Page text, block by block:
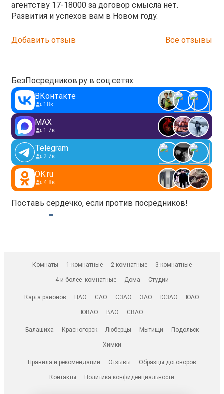
агентству 17-18000 за договор смысла нет.
Развития и успехов вам в Новом году.
Добавить отзыв Все отзывы
БезПосредников.ру в соц.сетях:
ВКонтакте
18к
MAX
1.7к
Telegram
2.7к
OK.ru
4.8к
Поставь сердечко, если против посредников!
Комнаты 1-комнатные 2-комнатные 3-комнатные
4 и более -комнатные Дома Студии
Карта районов ЦАО САО СЗАО ЗАО ЮЗАО ЮАО
ЮВАО ВАО СВАО
Балашиха Красногорск Люберцы Мытищи Подольск
Химки
Правила и рекомендации Отзывы Образцы договоров
Контакты Политика конфиденциальности